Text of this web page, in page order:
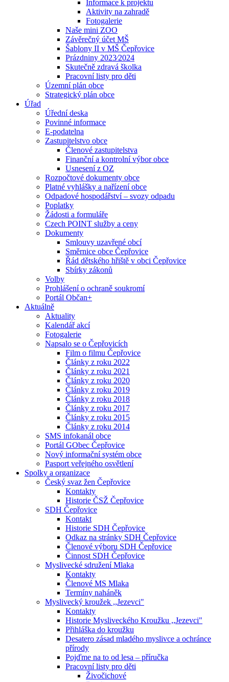
Informace k projektu
Aktivity na zahradě
Fotogalerie
Naše mini ZOO
Závěrečný účet MŠ
Šablony II v MŠ Čepřovice
Prázdniny 2023⁄2024
Skutečně zdravá školka
Pracovní listy pro děti
Územní plán obce
Strategický plán obce
Úřad
Úřední deska
Povinné informace
E-podatelna
Zastupitelstvo obce
Členové zastupitelstva
Finanční a kontrolní výbor obce
Usnesení z OZ
Rozpočtové dokumenty obce
Platné vyhlášky a nařízení obce
Odpadové hospodářství – svozy odpadu
Poplatky
Žádosti a formuláře
Czech POINT služby a ceny
Dokumenty
Smlouvy uzavřené obcí
Směrnice obce Čepřovice
Řád dětského hřiště v obci Čepřovice
Sbírky zákonů
Volby
Prohlášení o ochraně soukromí
Portál Občan+
Aktuálně
Aktuality
Kalendář akcí
Fotogalerie
Napsalo se o Čepřovicích
Film o filmu Čepřovice
Články z roku 2022
Články z roku 2021
Články z roku 2020
Články z roku 2019
Články z roku 2018
Články z roku 2017
Články z roku 2015
Články z roku 2014
SMS infokanál obce
Portál GObec Čepřovice
Nový informační systém obce
Pasport veřejného osvětlení
Spolky a organizace
Český svaz žen Čepřovice
Kontakty
Historie ČSŽ Čepřovice
SDH Čepřovice
Kontakt
Historie SDH Čepřovice
Odkaz na stránky SDH Čepřovice
Členové výboru SDH Čepřovice
Činnost SDH Čepřovice
Myslivecké sdružení Mlaka
Kontakty
Členové MS Mlaka
Termíny naháněk
Myslivecký kroužek ,,Jezevci"
Kontakty
Historie Mysliveckého Kroužku ,,Jezevci"
Přihláška do kroužku
Desatero zásad mladého myslivce a ochránce
přírody
Pojďme na to od lesa – příručka
Pracovní listy pro děti
Živočichové